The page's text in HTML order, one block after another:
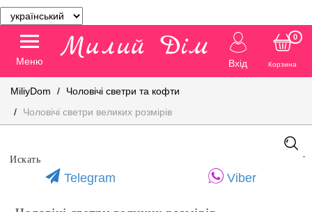
Меню Вхід Корзина
0
MiliyDom
Чоловічі светри та кофти
Чоловічі светри великих розмірів
Telegram Viber